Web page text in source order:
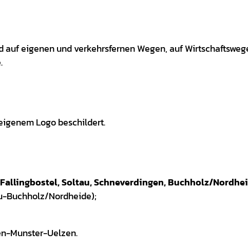
eigenen und verkehrsfernen Wegen, auf
Logo beschildert.
Soltau, Schneverdingen, Buchholz/
Buchholz/Nordheide);
Munster-Uelzen.